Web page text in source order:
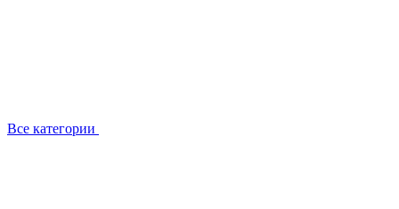
Все категории